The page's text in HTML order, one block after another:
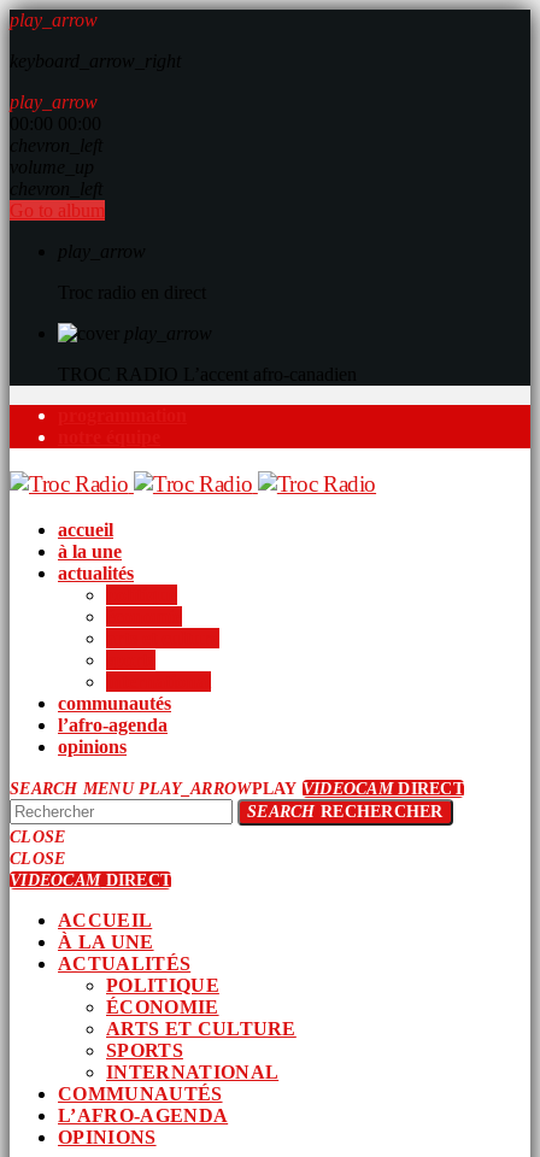
play_arrow
play_arrow
Go to album
accueil
à la une
actualités
communautés
l’afro-agenda
opinions
SEARCH MENU PLAY_ARROWPLAY VIDEOCAMDIRECT
SEARCHRECHERCHER
CLOSE
CLOSE
VIDEOCAMDIRECT
ACCUEIL
À LA UNE
ACTUALITÉS
POLITIQUE
ÉCONOMIE
ARTS ET CULTURE
SPORTS
INTERNATIONAL
COMMUNAUTÉS
L’AFRO-AGENDA
OPINIONS